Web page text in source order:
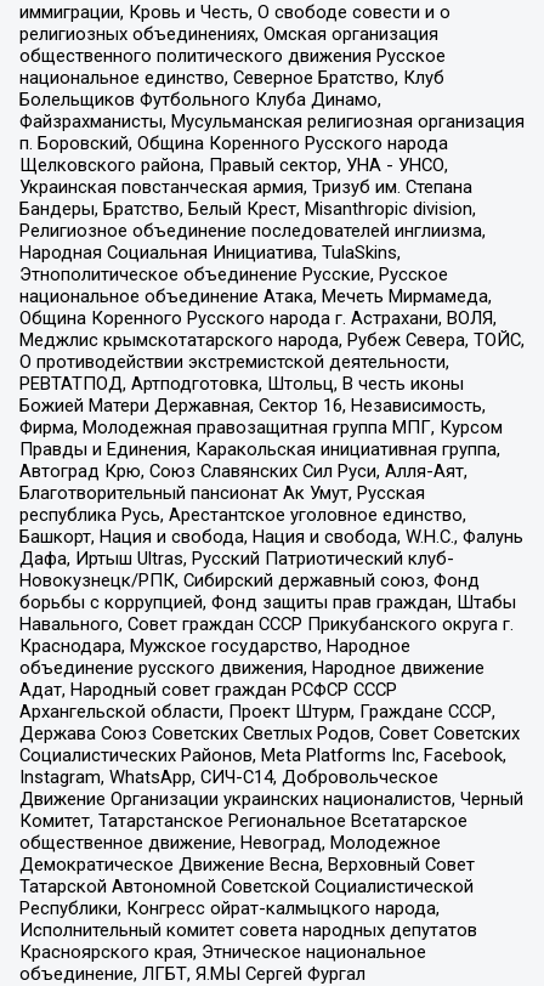
иммиграции, Кровь и Честь, О свободе совести и о
религиозных объединениях, Омская организация
общественного политического движения Русское
национальное единство, Северное Братство, Клуб
Болельщиков Футбольного Клуба Динамо,
Файзрахманисты, Мусульманская религиозная организация
п. Боровский, Община Коренного Русского народа
Щелковского района, Правый сектор, УНА - УНСО,
Украинская повстанческая армия, Тризуб им. Степана
Бандеры, Братство, Белый Крест, Misanthropic division,
Религиозное объединение последователей инглиизма,
Народная Социальная Инициатива, TulaSkins,
Этнополитическое объединение Русские, Русское
национальное объединение Атака, Мечеть Мирмамеда,
Община Коренного Русского народа г. Астрахани, ВОЛЯ,
Меджлис крымскотатарского народа, Рубеж Севера, ТОЙС,
О противодействии экстремистской деятельности,
РЕВТАТПОД, Артподготовка, Штольц, В честь иконы
Божией Матери Державная, Сектор 16, Независимость,
Фирма, Молодежная правозащитная группа МПГ, Курсом
Правды и Единения, Каракольская инициативная группа,
Автоград Крю, Союз Славянских Сил Руси, Алля-Аят,
Благотворительный пансионат Ак Умут, Русская
республика Русь, Арестантское уголовное единство,
Башкорт, Нация и свобода, Нация и свобода, W.H.С., Фалунь
Дафа, Иртыш Ultras, Русский Патриотический клуб-
Новокузнецк/РПК, Сибирский державный союз, Фонд
борьбы с коррупцией, Фонд защиты прав граждан, Штабы
Навального, Совет граждан СССР Прикубанского округа г.
Краснодара, Мужское государство, Народное
объединение русского движения, Народное движение
Адат, Народный совет граждан РСФСР СССР
Архангельской области, Проект Штурм, Граждане СССР,
Держава Союз Советских Светлых Родов, Совет Советских
Социалистических Районов, Meta Platforms Inc, Facebook,
Instagram, WhatsApp, СИЧ-С14, Добровольческое
Движение Организации украинских националистов, Черный
Комитет, Татарстанское Региональное Всетатарское
общественное движение, Невоград, Молодежное
Демократическое Движение Весна, Верховный Совет
Татарской Автономной Советской Социалистической
Республики, Конгресс ойрат-калмыцкого народа,
Исполнительный комитет совета народных депутатов
Красноярского края, Этническое национальное
объединение, ЛГБТ, Я.МЫ Сергей Фургал